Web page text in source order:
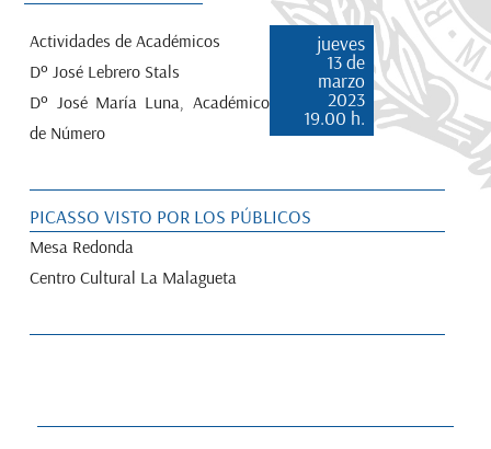
jueves
13 de
marzo
2023
19.00 h.
Actividades de Académicos
Dº José Lebrero Stals
Dº José María Luna, Académico
de Número
PICASSO VISTO POR LOS PÚBLICOS
Mesa Redonda
Centro Cultural La Malagueta